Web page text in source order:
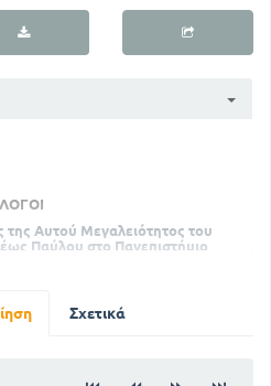
της Αυτού Μεγαλειότητος του
Παύλου στο Πανεπιστήμιο
επιμνημόσυνος στον Παύλο
Σχετικά